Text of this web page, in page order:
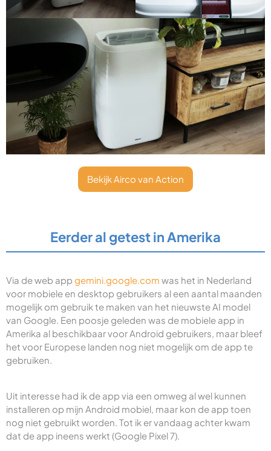
Bekijk Airco van Action
Eerder al getest in Amerika
Via de web app gemini.google.com was het in Nederland
voor mobiele en desktop gebruikers al een aantal maanden
mogelijk om gebruik te maken van het nieuwste AI model
van Google. Een poosje geleden was de mobiele app in
Amerika al beschikbaar voor Android gebruikers, maar bleef
het voor Europese landen nog niet mogelijk om de app te
gebruiken.
Uit interesse had ik de app via een omweg al wel kunnen
installeren op mijn Android mobiel, maar kon de app toen
nog niet gebruikt worden. Tot ik er vandaag achter kwam
dat de app ineens werkt (Google Pixel 7).